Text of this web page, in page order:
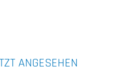
ANGESEHEN